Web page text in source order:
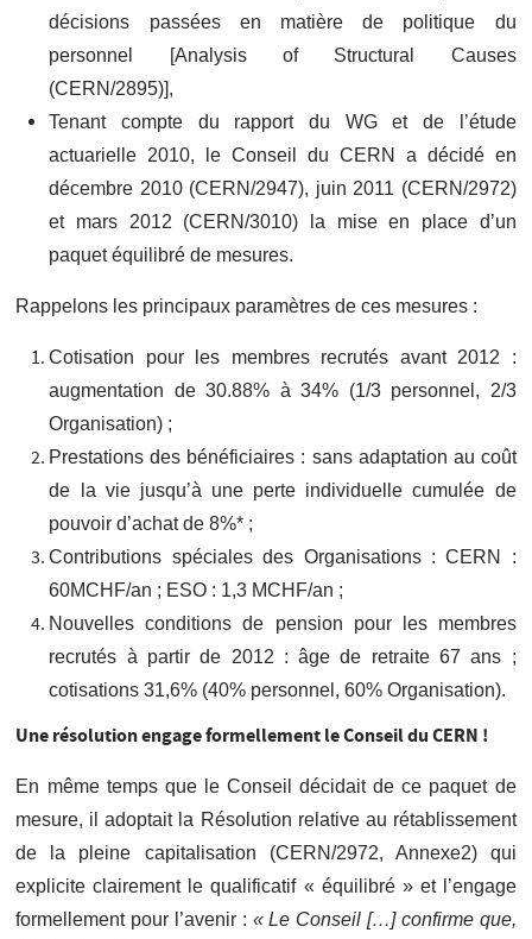
décisions passées en matière de politique du
personnel [Analysis of Structural Causes
(CERN/2895)],
Tenant compte du rapport du WG et de l’étude
actuarielle 2010, le Conseil du CERN a décidé en
décembre 2010 (CERN/2947), juin 2011 (CERN/2972)
et mars 2012 (CERN/3010) la mise en place d’un
paquet équilibré de mesures.
Rappelons les principaux paramètres de ces mesures :
Cotisation pour les membres recrutés avant 2012 :
augmentation de 30.88% à 34% (1/3 personnel, 2/3
Organisation) ;
Prestations des bénéficiaires : sans adaptation au coût
de la vie jusqu’à une perte individuelle cumulée de
pouvoir d’achat de 8%* ;
Contributions spéciales des Organisations : CERN :
60MCHF/an ; ESO : 1,3 MCHF/an ;
Nouvelles conditions de pension pour les membres
recrutés à partir de 2012 : âge de retraite 67 ans ;
cotisations 31,6% (40% personnel, 60% Organisation).
Une résolution engage formellement le Conseil du CERN !
En même temps que le Conseil décidait de ce paquet de
mesure, il adoptait la Résolution relative au rétablissement
de la pleine capitalisation (CERN/2972, Annexe2) qui
explicite clairement le qualificatif « équilibré » et l’engage
formellement pour l’avenir : « Le Conseil […] confirme que,